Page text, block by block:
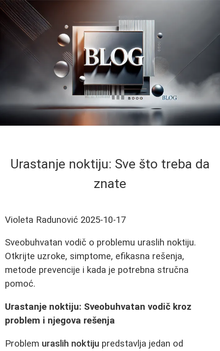
Urastanje noktiju: Sve što treba da
znate
Violeta Radunović 2025-10-17
Sveobuhvatan vodič o problemu uraslih noktiju.
Otkrijte uzroke, simptome, efikasna rešenja,
metode prevencije i kada je potrebna stručna
pomoć.
Urastanje noktiju: Sveobuhvatan vodič kroz
problem i njegova rešenja
Problem uraslih noktiju predstavlja jedan od